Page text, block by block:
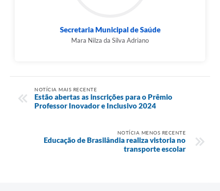
Secretaria Municipal de Saúde
Mara Nilza da Silva Adriano
NOTÍCIA MAIS RECENTE
Estão abertas as inscrições para o Prêmio
Professor Inovador e Inclusivo 2024
NOTÍCIA MENOS RECENTE
Educação de Brasilândia realiza vistoria no
transporte escolar